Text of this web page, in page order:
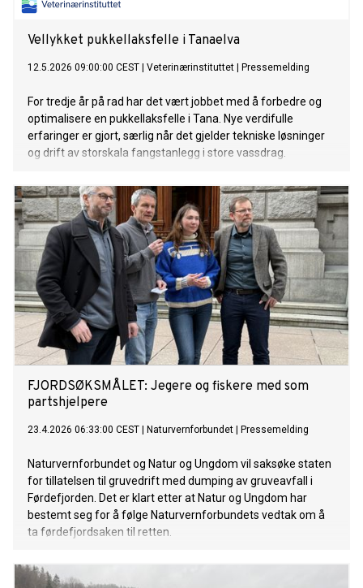
Vellykket pukkellaksfelle i Tanaelva
12.5.2026 09:00:00 CEST Veterinærinstituttet Pressemelding
For tredje år på rad har det vært jobbet med å forbedre og
optimalisere en pukkellaksfelle i Tana. Nye verdifulle
erfaringer er gjort, særlig når det gjelder tekniske løsninger
og drift av storskala fangstanlegg i store vassdrag.
FJORDSØKSMÅLET: Jegere og fiskere med som
partshjelpere
23.4.2026 06:33:00 CEST Naturvernforbundet Pressemelding
Naturvernforbundet og Natur og Ungdom vil saksøke staten
for tillatelsen til gruvedrift med dumping av gruveavfall i
Førdefjorden. Det er klart etter at Natur og Ungdom har
bestemt seg for å følge Naturvernforbundets vedtak om å
ta førdefjordsaken til retten.